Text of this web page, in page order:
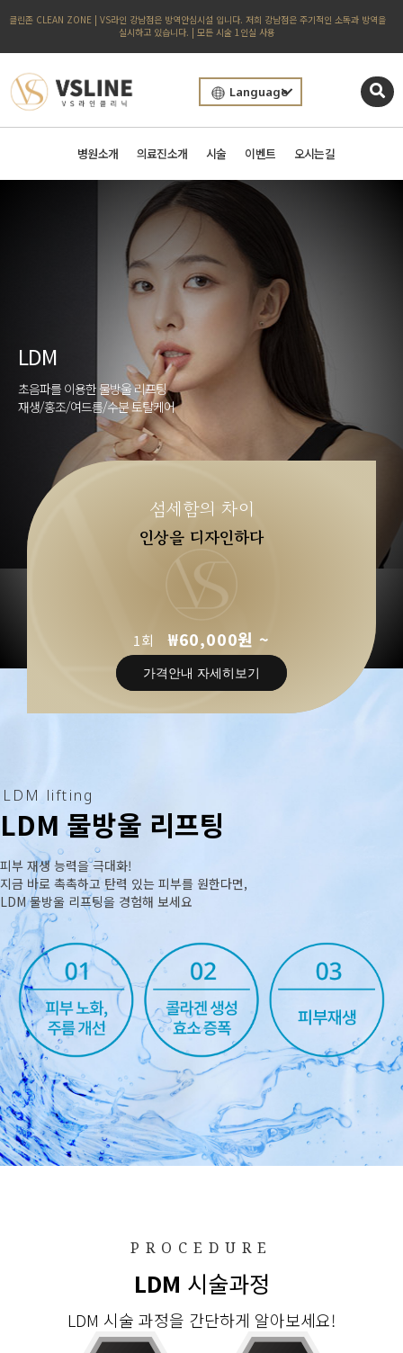
클린존 CLEAN ZONE | VS라인 강남점은 방역안심시설 입니다. 저희 강남점은 주기적인 소독과 방역을
실시하고 있습니다. | 모든 시술 1인실 사용
Language
병원소개 의료진소개 시술 이벤트 오시는길
LDM
초음파를 이용한 물방울 리프팅
재생/홍조/여드름/수분 토탈케어
섬세함의 차이
인상을 디자인하다
1회 ₩60,000원 ~
가격안내 자세히보기
LDM lifting
LDM 물방울 리프팅
피부 재생 능력을 극대화!
지금 바로 촉촉하고 탄력 있는 피부를 원한다면,
LDM 물방울 리프팅을 경험해 보세요
PROCEDURE
LDM 시술과정
LDM 시술 과정을 간단하게 알아보세요!